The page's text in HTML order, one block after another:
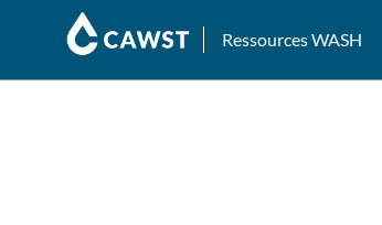
Ressources WASH